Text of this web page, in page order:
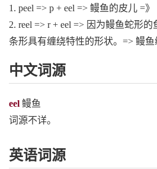
1. peel => p + eel => 鳗鱼的皮儿 =
2. reel => r + eel => 因为鳗鱼蛇形
条形具有缠绕特性的形状。=> 鳗鱼
中文词源
eel 鳗鱼
词源不详。
英语词源